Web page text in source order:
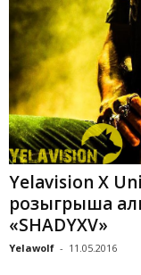
Yelavision X
розыгрыша
«SHADYXV»
Yelawolf - 11.05.2016